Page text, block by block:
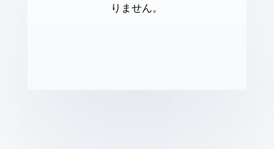
りません。